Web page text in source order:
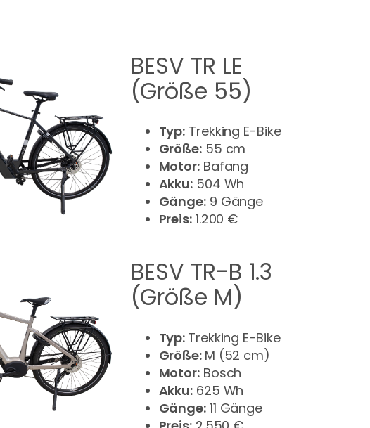
BESV TR LE
(Größe 55)
Typ: Trekking E-Bike
Größe:55 cm
Motor:Bafang
Akku: 504 Wh
Gänge:9 Gänge
Preis:1.200 €
BESV TR-B 1.3
(Größe M)
Typ: Trekking E-Bike
Größe: M (52 cm)
Motor:Bosch
Akku: 625 Wh
Gänge:11 Gänge